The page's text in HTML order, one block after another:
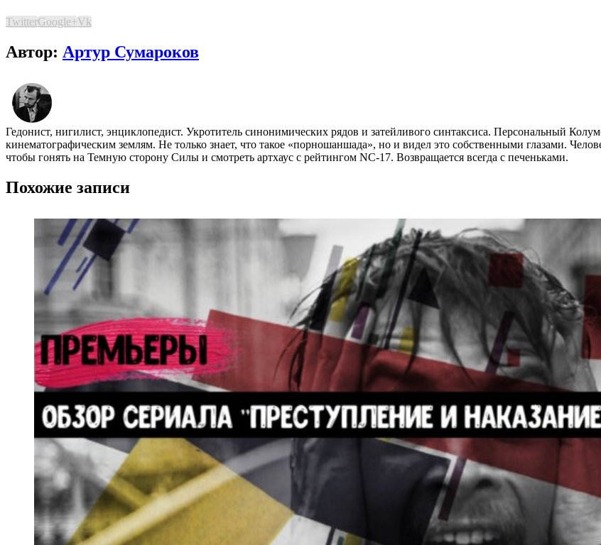
TwitterGoogle+Vk
Автор: Артур Сумароков
Гедонист, нигилист, энциклопедист. Укротитель синонимических рядов и затейливого синтаксиса. Персональный
кинематографическим землям. Не только знает, что такое «порношаншада», но и видел это собственными глазами.
чтобы гонять на Темную сторону Силы и смотреть артхаус с рейтингом NC-17. Возвращается всегда с печеньками.
Похожие записи